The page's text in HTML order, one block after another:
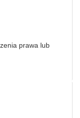
prawa lub